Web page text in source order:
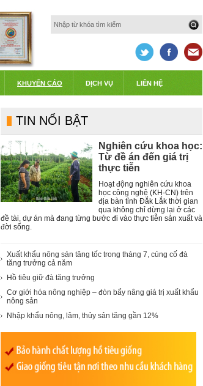
KHUYẾN CÁO DỊCH VỤ LIÊN HỆ
TIN NỔI BẬT
Nghiên cứu khoa học:
Từ đề án đến giá trị
thực tiễn
Hoạt động nghiên cứu khoa
học công nghệ (KH-CN) trên
địa bàn tỉnh Đắk Lắk thời gian
qua không chỉ dừng lại ở các
đề tài, dự án mà đang từng bước đi vào thực tiễn sản xuất và
đời sống.
Xuất khẩu nông sản tăng tốc trong tháng 7, củng cố đà
tăng trưởng cả năm
Hồ tiêu giữ đà tăng trưởng
Cơ giới hóa nông nghiệp – đòn bẩy nâng giá trị xuất khẩu
nông sản
Nhập khẩu nông, lâm, thủy sản tăng gần 12%